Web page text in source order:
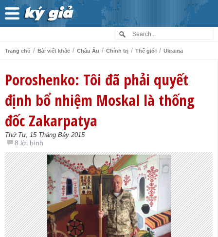
Trang chủ / Bài viết khác / Châu Âu / Chính trị / Thế giới / Ukraina
Poroshenko: Tôi đã phải quyết
định bổ nhiệm Moskal là thống
đốc Zakarpatya
Thứ Tư, 15 Tháng Bảy 2015
8 lời bình